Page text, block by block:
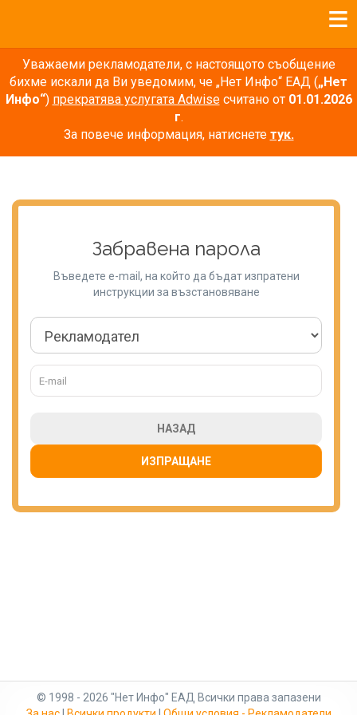
Уважаеми рекламодатели, с настоящото съобщение
бихме искали да Ви уведомим, че „Нет Инфо“ ЕАД („Нет
Инфо“) прекратява услугата Adwiseсчитано от 01.01.2026
г.
За повече информация, натиснете тук.
Забравена парола
Въведете e-mail, на който да бъдат изпратени
инструкции за възстановяване
НАЗАД
ИЗПРАЩАНЕ
© 1998 - 2026 "Нет Инфо" ЕАД Всички права запазени